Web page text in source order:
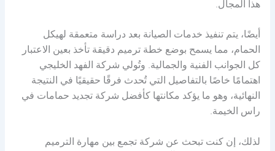
هذا المجال.
أيضًا، يتم تنفيذ خدمات الصيانة بعد دراسة متعمقة لهيكل
الحمام، مما يسمح بوضع خطة ترميم دقيقة تأخذ بعين الاعتبار
كل الجوانب الفنية والجمالية. وتُولي شركة الفهد الخليجي
اهتمامًا خاصًا بالتفاصيل التي تُحدث فرقًا حقيقيًا في النتيجة
النهائية، وهو ما يؤكد مكانتها كأفضل شركة تجديد حمامات في
راس الخيمة.
لذلك، إن كنت تبحث عن شركة تجمع بين مهارة الترميم